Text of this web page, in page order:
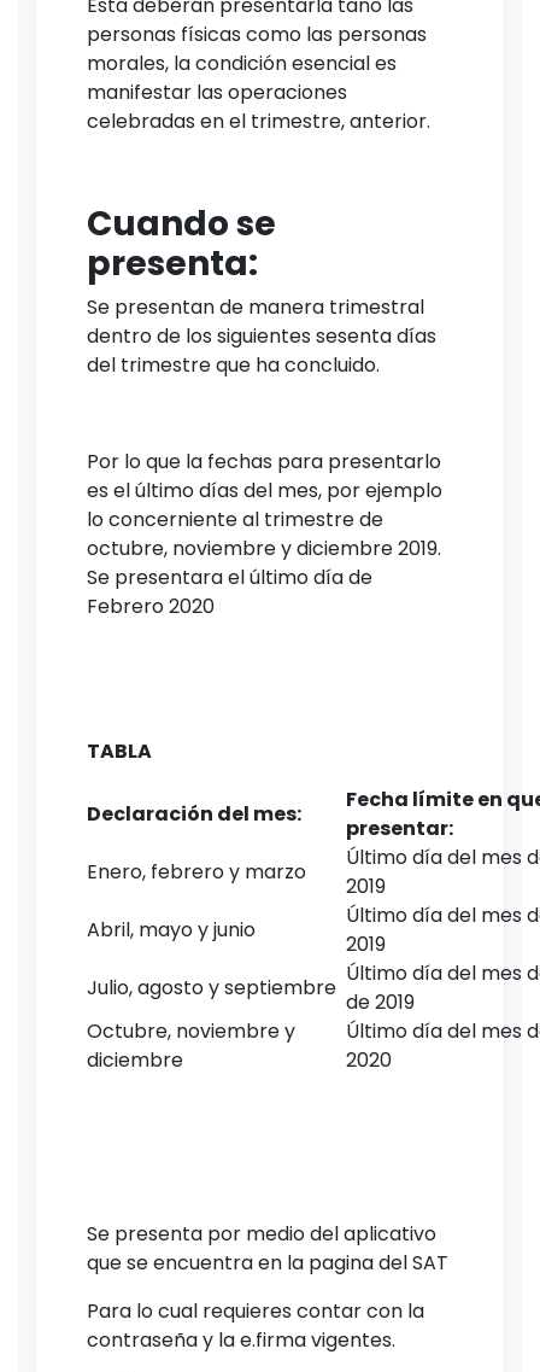
personas físicas como las personas
morales, la condición esencial es
manifestar las operaciones
celebradas en el trimestre, anterior.
Cuando se
presenta:
Se presentan de manera trimestral
dentro de los siguientes sesenta días
del trimestre que ha concluido.
Por lo que la fechas para presentarlo
es el último días del mes, por ejemplo
lo concerniente al trimestre de
octubre, noviembre y diciembre 2019.
Se presentara el último día de
Febrero 2020
TABLA
Declaración del mes:
Fecha límite en
presentar:
Enero, febrero y marzo
Último día del mes
2019
Abril, mayo y junio
Último día del mes
2019
Julio, agosto y septiembre
Último día del mes
de 2019
Octubre, noviembre y
diciembre
Último día del mes
2020
Se presenta por medio del aplicativo
que se encuentra en la pagina del SAT
Para lo cual requieres contar con la
contraseña y la e.firma vigentes.